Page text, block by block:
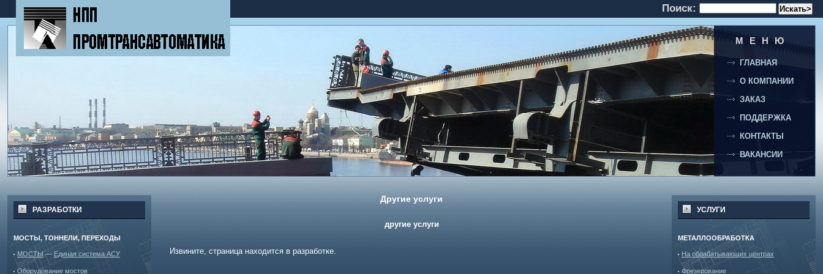
Поиск:
МЕНЮ
ГЛАВНАЯ
О КОМПАНИИ
ЗАКАЗ
ПОДДЕРЖКА
КОНТАКТЫ
ВАКАНСИИ
РАЗРАБОТКИ
МОСТЫ, ТОННЕЛИ, ПЕРЕХОДЫ
МОСТЫ—Единая система АСУ
Оборудование мостов
Другие услуги
другие услуги
Извините, страница находится в разработке.
УСЛУГИ
МЕТАЛЛООБРАБОТКА
На обрабатывающих центрах
Фрезерование